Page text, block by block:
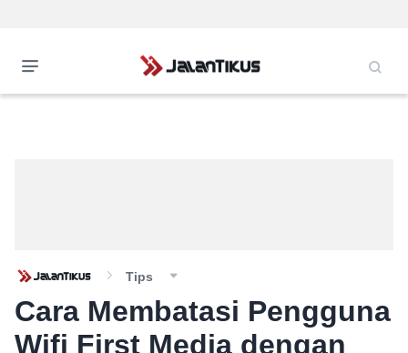
Tips
Cara Membatasi Pengguna
Wifi First Media dengan